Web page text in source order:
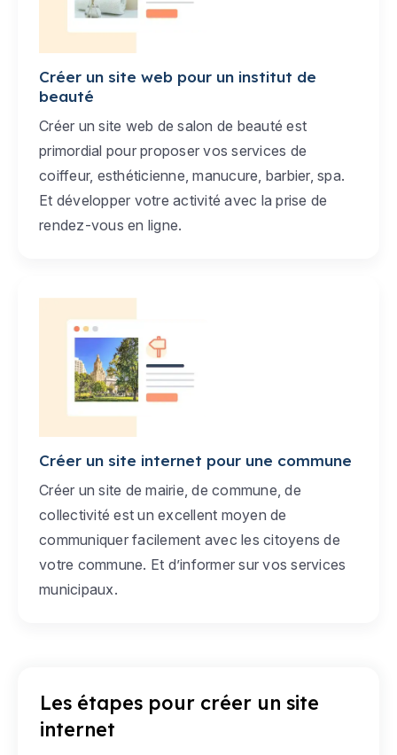
Créer un site web pour un institut de
beauté
Créer un site web de salon de beauté est
primordial pour proposer vos services de
coiffeur, esthéticienne, manucure, barbier, spa.
Et développer votre activité avec la prise de
rendez-vous en ligne.
Créer un site internet pour une commune
Créer un site de mairie, de commune, de
collectivité est un excellent moyen de
communiquer facilement avec les citoyens de
votre commune. Et d’informer sur vos services
municipaux.
Les étapes pour créer un site
internet